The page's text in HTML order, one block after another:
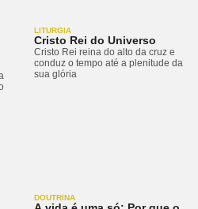
LITURGIA
Cristo Rei do Universo
Cristo Rei reina do alto da cruz e
conduz o tempo até a plenitude da
sua glória
DOUTRINA